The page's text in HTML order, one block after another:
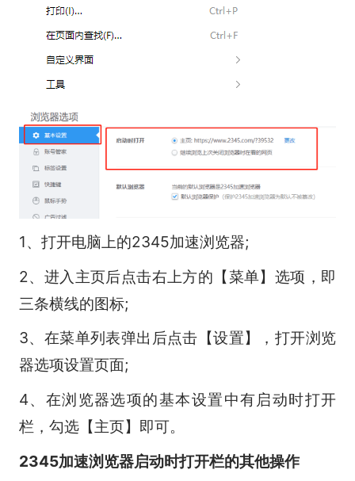
1、打开电脑上的2345加速浏览器;
2、进入主页后点击右上方的【菜单】选项，即
三条横线的图标;
3、在菜单列表弹出后点击【设置】，打开浏览
器选项设置页面;
4、在浏览器选项的基本设置中有启动时打开
栏，勾选【主页】即可。
2345加速浏览器启动时打开栏的其他操作